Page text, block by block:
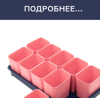
ПОДРОБНЕЕ...